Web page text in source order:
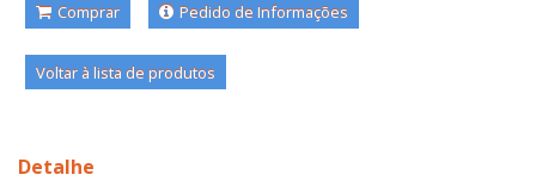
Comprar Pedido de Informações
Voltar à lista de produtos
Detalhe